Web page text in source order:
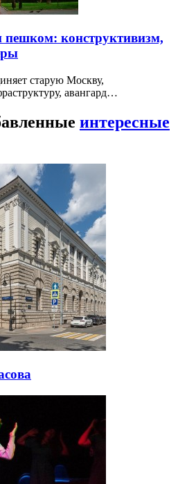
конструктивизм,
старую Москву,
авангард…
интересные